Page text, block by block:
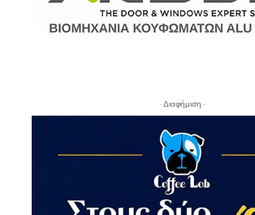
- Διαφήμιση -